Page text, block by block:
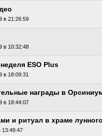
в 21:26:59
в 10:32:48
ESO Plus
в 18:09:31
награды в
в 18:44:07
и ритуал в храме
13:49:47